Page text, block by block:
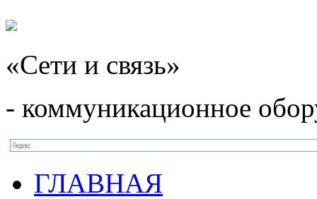
«Сети и связь»
- коммуникационное
ГЛАВНАЯ